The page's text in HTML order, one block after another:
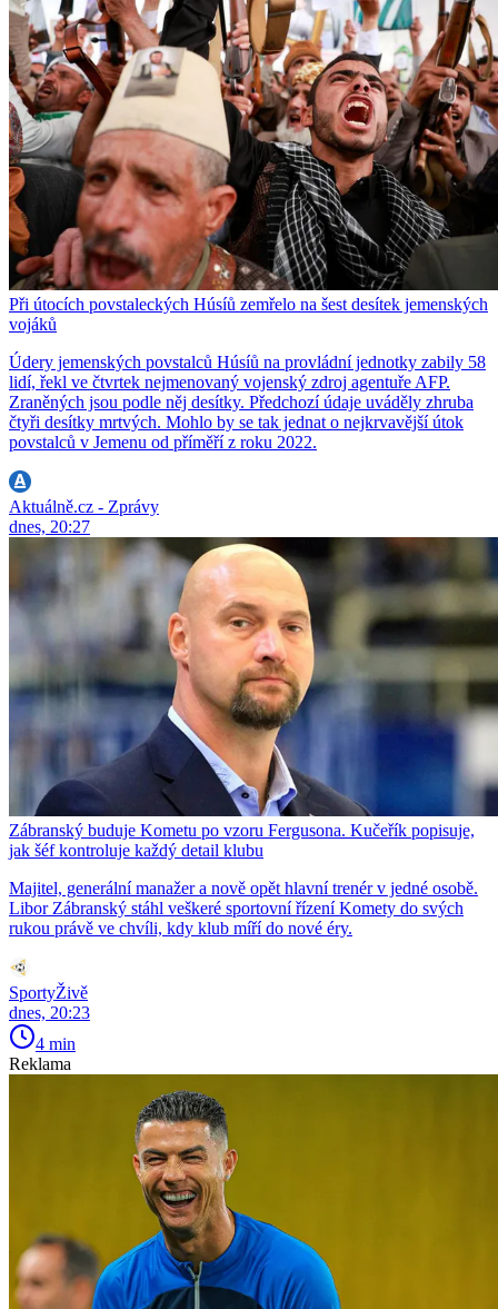
Při útocích povstaleckých Húsíů zemřelo na šest desítek jemenských
vojáků
Údery jemenských povstalců Húsíů na provládní jednotky zabily 58
lidí, řekl ve čtvrtek nejmenovaný vojenský zdroj agentuře AFP.
Zraněných jsou podle něj desítky. Předchozí údaje uváděly zhruba
čtyři desítky mrtvých. Mohlo by se tak jednat o nejkrvavější útok
povstalců v Jemenu od příměří z roku 2022.
Aktuálně.cz - Zprávy
dnes, 20:27
Zábranský buduje Kometu po vzoru Fergusona. Kučeřík popisuje,
jak šéf kontroluje každý detail klubu
Majitel, generální manažer a nově opět hlavní trenér v jedné osobě.
Libor Zábranský stáhl veškeré sportovní řízení Komety do svých
rukou právě ve chvíli, kdy klub míří do nové éry.
SportyŽivě
dnes, 20:23
4 min
Reklama